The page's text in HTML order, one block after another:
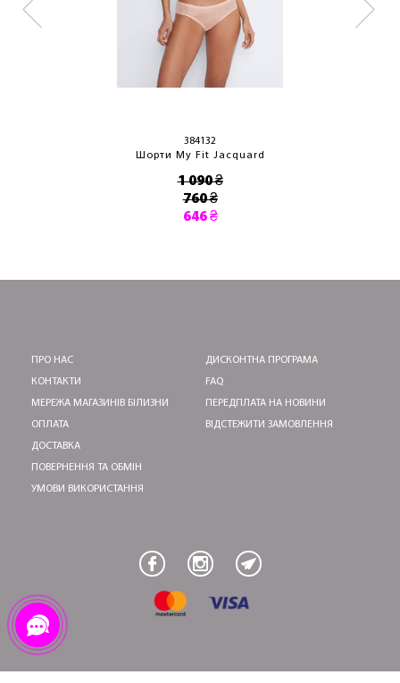
384132
Шорти My Fit Jacquard
1 090 ₴
760 ₴
646 ₴
ПРО НАС
КОНТАКТИ
МЕРЕЖА МАГАЗИНІВ БІЛИЗНИ
ОПЛАТА
ДОСТАВКА
ПОВЕРНЕННЯ ТА ОБМІН
УМОВИ ВИКОРИСТАННЯ
ДИСКОНТНА ПРОГРАМА
FAQ
ПЕРЕДПЛАТА НА НОВИНИ
ВІДСТЕЖИТИ ЗАМОВЛЕННЯ